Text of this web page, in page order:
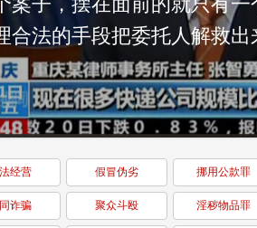
经营 假冒伪劣 挪用公款罪
诈骗 聚众斗殴 淫秽物品罪